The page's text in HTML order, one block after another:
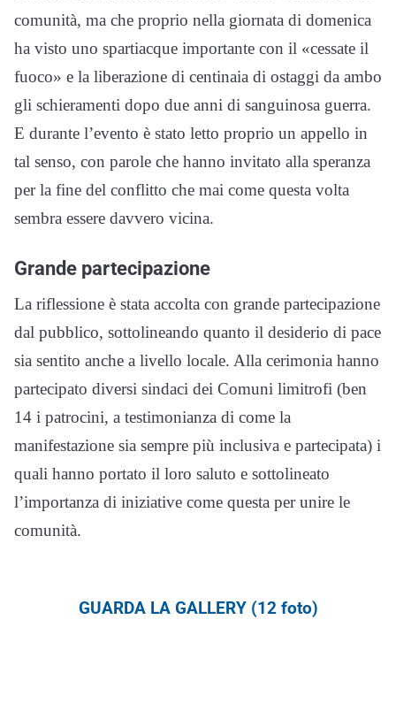
comunità, ma che proprio nella giornata di domenica
ha visto uno spartiacque importante con il «cessate il
fuoco» e la liberazione di centinaia di ostaggi da ambo
gli schieramenti dopo due anni di sanguinosa guerra.
E durante l’evento è stato letto proprio un appello in
tal senso, con parole che hanno invitato alla speranza
per la fine del conflitto che mai come questa volta
sembra essere davvero vicina.
Grande partecipazione
La riflessione è stata accolta con grande partecipazione
dal pubblico, sottolineando quanto il desiderio di pace
sia sentito anche a livello locale. Alla cerimonia hanno
partecipato diversi sindaci dei Comuni limitrofi (ben
14 i patrocini, a testimonianza di come la
manifestazione sia sempre più inclusiva e partecipata) i
quali hanno portato il loro saluto e sottolineato
l’importanza di iniziative come questa per unire le
comunità.
GUARDA LA GALLERY (12 foto)